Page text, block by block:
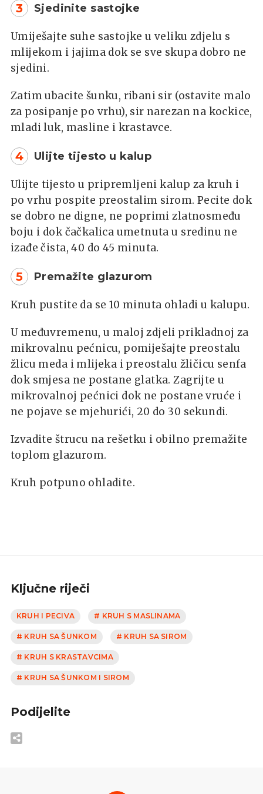
3 Sjedinite sastojke
Umiješajte suhe sastojke u veliku zdjelu s
mlijekom i jajima dok se sve skupa dobro ne
sjedini.
Zatim ubacite šunku, ribani sir (ostavite malo
za posipanje po vrhu), sir narezan na kockice,
mladi luk, masline i krastavce.
4 Ulijte tijesto u kalup
Ulijte tijesto u pripremljeni kalup za kruh i
po vrhu pospite preostalim sirom. Pecite dok
se dobro ne digne, ne poprimi zlatnosmeđu
boju i dok čačkalica umetnuta u sredinu ne
izađe čista, 40 do 45 minuta.
5 Premažite glazurom
Kruh pustite da se 10 minuta ohladi u kalupu.
U međuvremenu, u maloj zdjeli prikladnoj za
mikrovalnu pećnicu, pomiješajte preostalu
žlicu meda i mlijeka i preostalu žličicu senfa
dok smjesa ne postane glatka. Zagrijte u
mikrovalnoj pećnici dok ne postane vruće i
ne pojave se mjehurići, 20 do 30 sekundi.
Izvadite štrucu na rešetku i obilno premažite
toplom glazurom.
Kruh potpuno ohladite.
Ključne riječi
KRUH I PECIVA # KRUH S MASLINAMA
# KRUH SA ŠUNKOM # KRUH SA SIROM
# KRUH S KRASTAVCIMA
# KRUH SA ŠUNKOM I SIROM
Podijelite